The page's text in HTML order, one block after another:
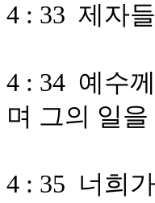
4 : 33 제자
4 : 34 예수
며 그의 일
4 : 35 너희